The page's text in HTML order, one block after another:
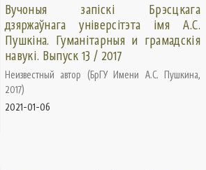
Вучоныя запіскі Брэсцкага
дзяржаўнага універсітэта імя А.С.
Пушкіна. Гуманiтарныя и грамадскiя
навукi. Выпуск 13 / 2017
Неизвестный автор (БрГУ Имени А.С. Пушкина,
2017)
2021-01-06